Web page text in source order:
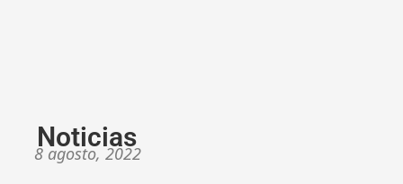
Noticias
8 agosto, 2022